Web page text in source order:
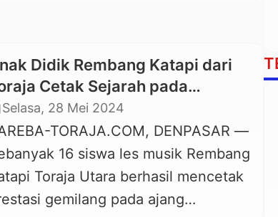
Didik Rembang Katapi dari
Cetak Sejarah pada
Piano Pelajar Nusantara
Bali
Selasa, 28 Mei 2024
TORAJA.COM, DENPASAR —
16 siswa les musik Rembang
Toraja Utara berhasil mencetak
gemilang pada ajang